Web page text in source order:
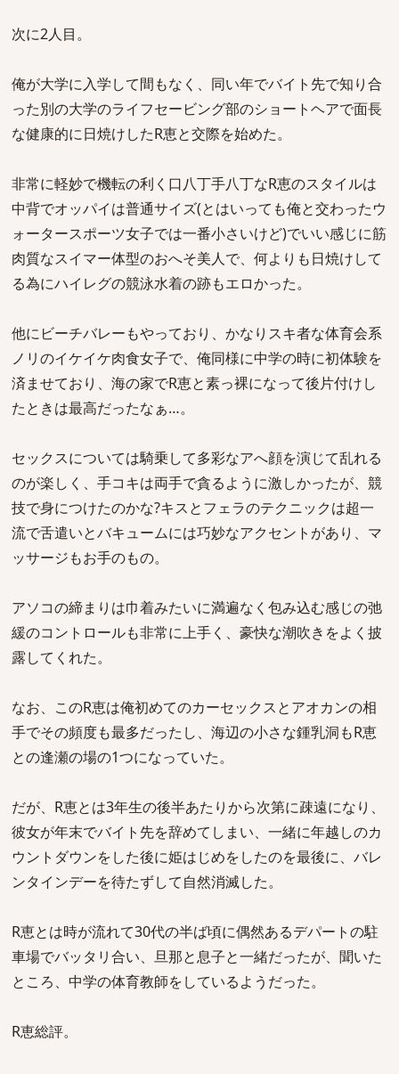
次に2人目。
俺が大学に入学して間もなく、同い年でバイト先で知り合
った別の大学のライフセービング部のショートヘアで面長
な健康的に日焼けしたR恵と交際を始めた。
非常に軽妙で機転の利く口八丁手八丁なR恵のスタイルは
中背でオッパイは普通サイズ(とはいっても俺と交わったウ
ォータースポーツ女子では一番小さいけど)でいい感じに筋
肉質なスイマー体型のおへそ美人で、何よりも日焼けして
る為にハイレグの競泳水着の跡もエロかった。
他にビーチバレーもやっており、かなりスキ者な体育会系
ノリのイケイケ肉食女子で、俺同様に中学の時に初体験を
済ませており、海の家でR恵と素っ裸になって後片付けし
たときは最高だったなぁ…。
セックスについては騎乗して多彩なアへ顔を演じて乱れる
のが楽しく、手コキは両手で貪るように激しかったが、競
技で身につけたのかな?キスとフェラのテクニックは超一
流で舌遣いとバキュームには巧妙なアクセントがあり、マ
ッサージもお手のもの。
アソコの締まりは巾着みたいに満遍なく包み込む感じの弛
緩のコントロールも非常に上手く、豪快な潮吹きをよく披
露してくれた。
なお、このR恵は俺初めてのカーセックスとアオカンの相
手でその頻度も最多だったし、海辺の小さな鍾乳洞もR恵
との逢瀬の場の1つになっていた。
だが、R恵とは3年生の後半あたりから次第に疎遠になり、
彼女が年末でバイト先を辞めてしまい、一緒に年越しのカ
ウントダウンをした後に姫はじめをしたのを最後に、バレ
ンタインデーを待たずして自然消滅した。
R恵とは時が流れて30代の半ば頃に偶然あるデパートの駐
車場でバッタリ合い、旦那と息子と一緒だったが、聞いた
ところ、中学の体育教師をしているようだった。
R恵総評。